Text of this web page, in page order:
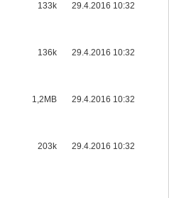
133k 29.4.2016 10:32
136k 29.4.2016 10:32
1,2MB 29.4.2016 10:32
203k 29.4.2016 10:32